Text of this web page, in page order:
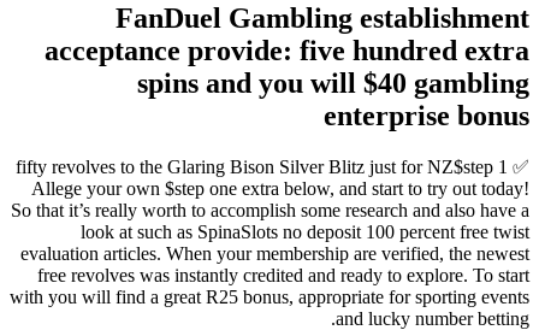
FanDuel Gambling establishment
acceptance provide: five hundred extra
spins and you will $40 gambling
enterprise bonus
✅ fifty revolves to the Glaring Bison Silver Blitz just for NZ$step 1
Allege your own $step one extra below, and start to try out today!
So that it’s really worth to accomplish some research and also have a
look at such as SpinaSlots no deposit 100 percent free twist
evaluation articles. When your membership are verified, the newest
free revolves was instantly credited and ready to explore. To start
with you will find a great R25 bonus, appropriate for sporting events
and lucky number betting.